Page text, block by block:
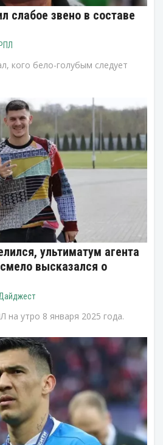
слабое звено в составе
РПЛ
кого бело-голубым следует
ультиматум агента
высказался о
на утро 8 января 2025 года.